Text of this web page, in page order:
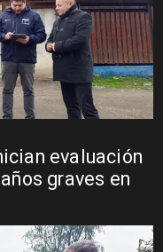
evaluación
graves en